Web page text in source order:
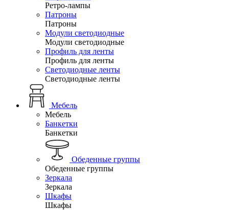
Ретро-лампы
Патроны
Патроны
Модули светодиодные
Модули светодиодные
Профиль для ленты
Профиль для ленты
Светодиодные ленты
Светодиодные ленты
Мебель
Мебель
Банкетки
Банкетки
Обеденные группы
Обеденные группы
Зеркала
Зеркала
Шкафы
Шкафы